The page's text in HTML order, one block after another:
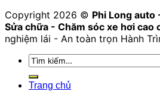
Copyright 2026 © Phi Long auto
Sửa chữa - Chăm sóc xe hơi cao
nghiệm lái - An toàn trọn Hành
Tìm
kiếm:
Trang chủ